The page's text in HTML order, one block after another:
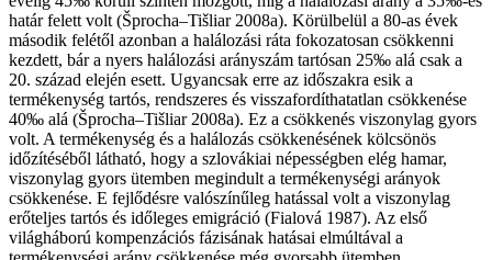
határ felett volt (Šprocha–Tišliar 2008a). Körülbelül a 80-as évek
második felétől azonban a halálozási ráta fokozatosan csökkenni
kezdett, bár a nyers halálozási arányszám tartósan 25‰ alá csak a
20. század elején esett. Ugyancsak erre az időszakra esik a
termékenység tartós, rendszeres és visszafordíthatatlan csökkenése
40‰ alá (Šprocha–Tišliar 2008a). Ez a csökkenés viszonylag gyors
volt. A termékenység és a halálozás csökkenésének kölcsönös
időzítéséből látható, hogy a szlovákiai népességben elég hamar,
viszonylag gyors ütemben megindult a termékenységi arányok
csökkenése. E fejlődésre valószínűleg hatással volt a viszonylag
erőteljes tartós és időleges emigráció (Fialová 1987). Az első
világháború kompenzációs fázisának hatásai elmúltával a